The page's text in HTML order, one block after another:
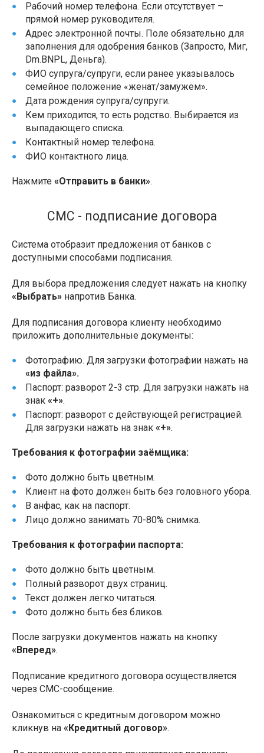
Рабочий номер телефона. Если отсутствует –
прямой номер руководителя.
Адрес электронной почты. Поле обязательно для
заполнения для одобрения банков (Запросто, Миг,
Dm.BNPL, Деньга).
ФИО супруга/супруги, если ранее указывалось
семейное положение «женат/замужем».
Дата рождения супруга/супруги.
Кем приходится, то есть родство. Выбирается из
выпадающего списка.
Контактный номер телефона.
ФИО контактного лица.
Нажмите «Отправить в банки».
СМС - подписание договора
Система отобразит предложения от банков с
доступными способами подписания.
Для выбора предложения следует нажать на кнопку
«Выбрать» напротив Банка.
Для подписания договора клиенту необходимо
приложить дополнительные документы:
Фотографию. Для загрузки фотографии нажать на
«из файла».
Паспорт: разворот 2-3 стр. Для загрузки нажать на
знак «+».
Паспорт: разворот с действующей регистрацией.
Для загрузки нажать на знак «+».
Требования к фотографии заёмщика:
Фото должно быть цветным.
Клиент на фото должен быть без головного убора.
В анфас, как на паспорт.
Лицо должно занимать 70-80% снимка.
Требования к фотографии паспорта:
Фото должно быть цветным.
Полный разворот двух страниц.
Текст должен легко читаться.
Фото должно быть без бликов.
После загрузки документов нажать на кнопку
«Вперед».
Подписание кредитного договора осуществляется
через СМС-сообщение.
Ознакомиться с кредитным договором можно
кликнув на «Кредитный договор».